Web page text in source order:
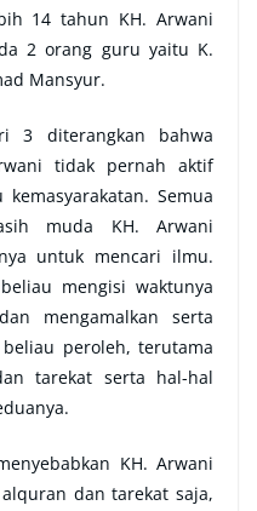
14 tahun KH. Arwani
2 orang guru yaitu K.
Mansyur.
3 diterangkan bahwa
tidak pernah aktif
Semua
muda KH. Arwani
untuk mencari ilmu.
mengisi waktunya
mengamalkan serta
peroleh, terutama
tarekat serta hal-hal
KH. Arwani
dan tarekat saja,